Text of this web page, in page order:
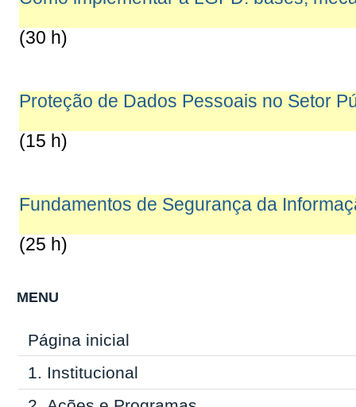
(30 h)
Proteção de Dados Pessoais no Setor
(15 h)
Fundamentos de Segurança da
(25 h)
MENU
Página inicial
1. Institucional